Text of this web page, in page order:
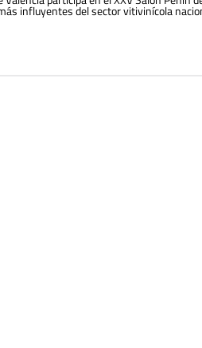
influyentes del sector vitivinícola